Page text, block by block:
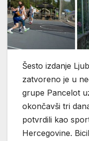
Šesto izdanje
zatvoreno je u
grupe Pancelot
okončavši tri
potvrdili kao
Hercegovine.